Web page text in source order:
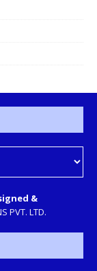
&
PVT. LTD.